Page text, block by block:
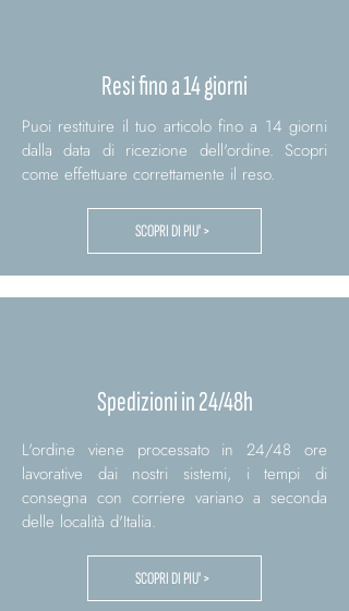
Resi fino a 14 giorni
Puoi restituire il tuo articolo fino a 14 giorni
dalla data di ricezione dell'ordine. Scopri
come effettuare correttamente il reso.
SCOPRI DI PIU' >
Spedizioni in 24/48h
L'ordine viene processato in 24/48 ore
lavorative dai nostri sistemi, i tempi di
consegna con corriere variano a seconda
delle località d'Italia.
SCOPRI DI PIU' >